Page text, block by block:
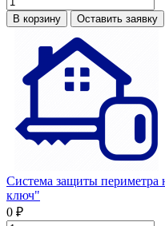
В корзину Оставить заявку
Система защиты периметра
ключ"
0 ₽